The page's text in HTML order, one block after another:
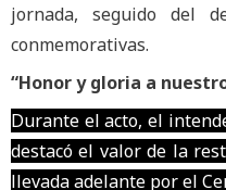
jornada, seguido del
conmemorativas.
“Honor y gloria a
Durante el acto, el
destacó el valor de la
llevada adelante por el